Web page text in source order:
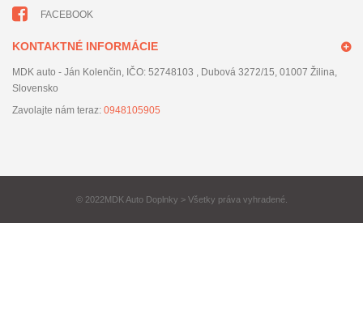
© 2022MDK Auto Doplnky > Všetky práva vyhradené.
FACEBOOK
KONTAKTNÉ INFORMÁCIE
MDK auto - Ján Kolenčin, IČO: 52748103 , Dubová 3272/15, 01007 Žilina,
Slovensko
Zavolajte nám teraz: 0948105905